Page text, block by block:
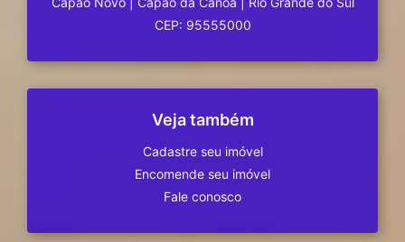
CEP: 95555000
Veja também
Cadastre seu imóvel
Encomende seu imóvel
Fale conosco